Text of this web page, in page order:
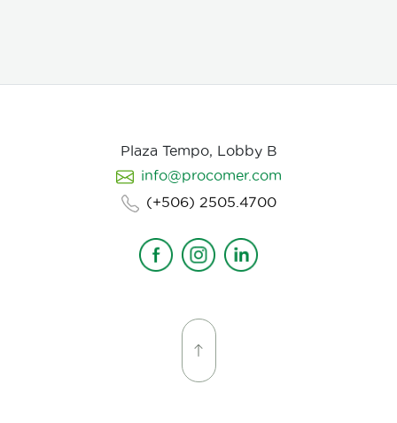
Plaza Tempo, Lobby B
info@procomer.com
(+506) 2505.4700